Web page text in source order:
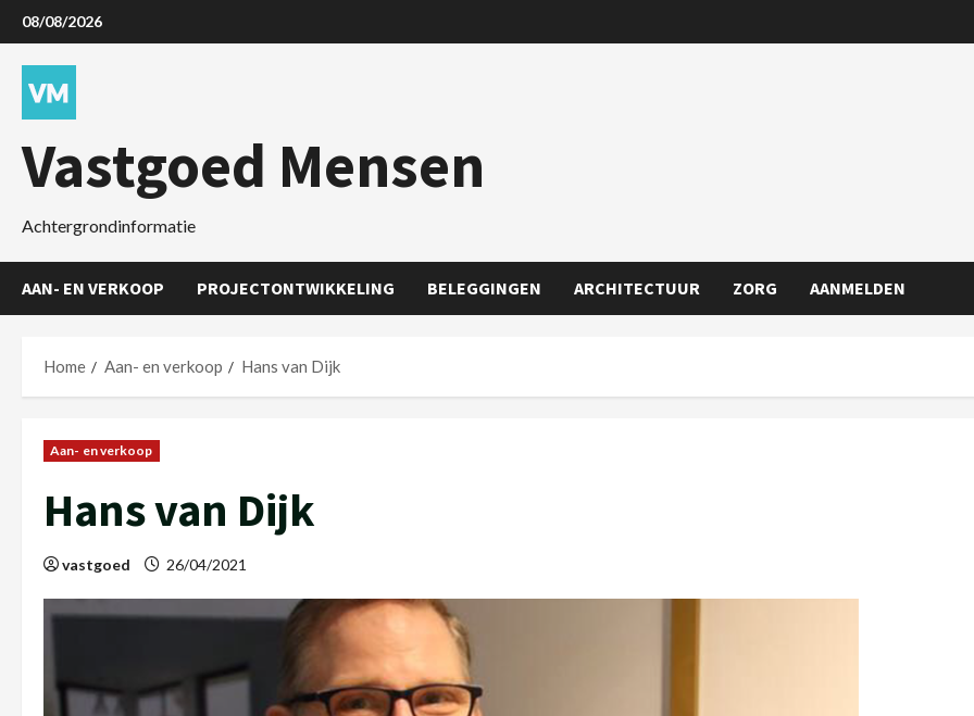
08/08/2026
Vastgoed Mensen
Achtergrondinformatie
AAN- EN VERKOOP PROJECTONTWIKKELING BELEGGINGEN ARCHITECTUUR ZORG AANMELDEN
Home Aan- en verkoop Hans van Dijk
Aan- en verkoop
Hans van Dijk
vastgoed 26/04/2021